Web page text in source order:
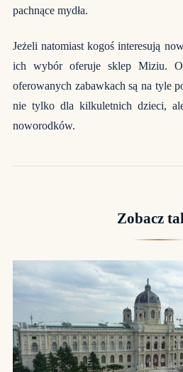
pachnące mydła.
Jeżeli natomiast kogoś interesują
ich wybór oferuje sklep Miziu.
oferowanych zabawkach są na tyle
nie tylko dla kilkuletnich dzieci,
noworodków.
Zobacz